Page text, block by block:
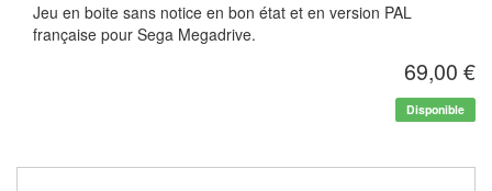
Jeu en boite sans notice en bon état et en version PAL
française pour Sega Megadrive.
69,00 €
Disponible